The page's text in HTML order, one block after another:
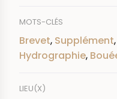
MOTS-CLÉS
Brevet, Supplément,
Hydrographie,
LIEU(X)